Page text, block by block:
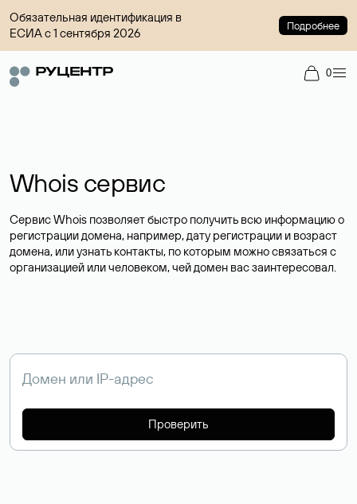
Обязательная идентификация в
ЕСИА с 1 сентября 2026
Подробнее
0
Whois сервис
Сервис Whois позволяет быстро получить всю информацию о
регистрации домена, например, дату регистрации и возраст
домена, или узнать контакты, по которым можно связаться с
организацией или человеком, чей домен вас заинтересовал.
Проверить